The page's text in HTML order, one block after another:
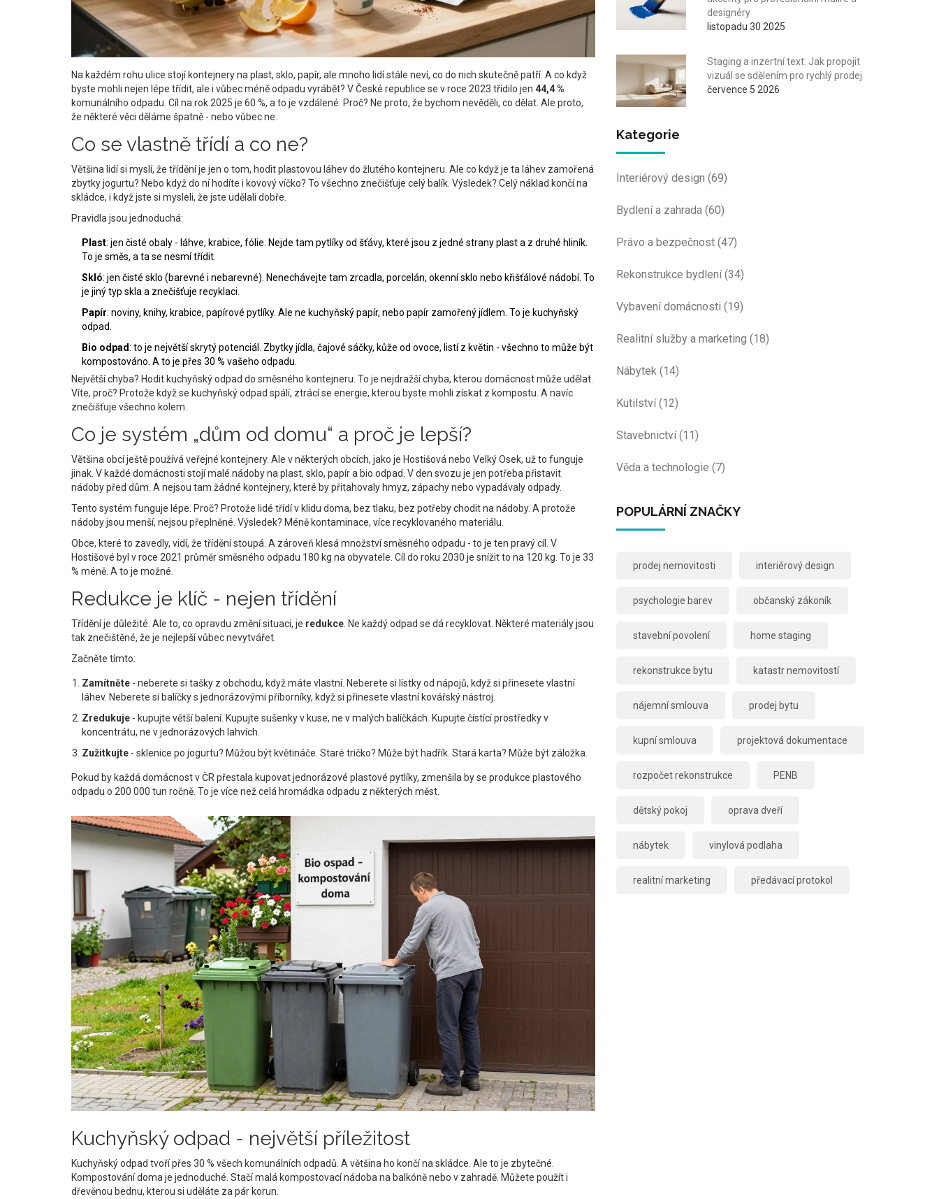
Na každém rohu ulice stojí kontejnery na plast, sklo, papír, ale mnoho lidí stále neví, co do nich skutečně patří. A co když
byste mohli nejen lépe třídit, ale i vůbec méně odpadu vyrábět? V České republice se v roce 2023 třídilo jen 44,4 %
komunálního odpadu. Cíl na rok 2025 je 60 %, a to je vzdálené. Proč? Ne proto, že bychom nevěděli, co dělat. Ale proto,
že některé věci děláme špatně - nebo vůbec ne.
Co se vlastně třídí a co ne?
Většina lidí si myslí, že třídění je jen o tom, hodit plastovou láhev do žlutého kontejneru. Ale co když je ta láhev zamořená
zbytky jogurtu? Nebo když do ní hodíte i kovový víčko? To všechno znečišťuje celý balík. Výsledek? Celý náklad končí na
skládce, i když jste si mysleli, že jste udělali dobře.
Pravidla jsou jednoduchá:
Plast: jen čisté obaly - láhve, krabice, fólie. Nejde tam pytlíky od šťávy, které jsou z jedné strany plast a z druhé hliník.
To je směs, a ta se nesmí třídit.
Skló: jen čisté sklo (barevné i nebarevné). Nenechávejte tam zrcadla, porcelán, okenní sklo nebo křišťálové nádobí. To
je jiný typ skla a znečišťuje recyklaci.
Papír: noviny, knihy, krabice, papírové pytlíky. Ale ne kuchyňský papír, nebo papír zamořený jídlem. To je kuchyňský
odpad.
Bio odpad: to je největší skrytý potenciál. Zbytky jídla, čajové sáčky, kůže od ovoce, listí z květin - všechno to může být
kompostováno. A to je přes 30 % vašeho odpadu.
Největší chyba? Hodit kuchyňský odpad do směsného kontejneru. To je nejdražší chyba, kterou domácnost může udělat.
Víte, proč? Protože když se kuchyňský odpad spálí, ztrácí se energie, kterou byste mohli získat z kompostu. A navíc
znečišťuje všechno kolem.
Co je systém „dům od domu“ a proč je lepší?
Většina obcí ještě používá veřejné kontejnery. Ale v některých obcích, jako je Hostišová nebo Velký Osek, už to funguje
jinak. V každé domácnosti stojí malé nádoby na plast, sklo, papír a bio odpad. V den svozu je jen potřeba přistavit
nádoby před dům. A nejsou tam žádné kontejnery, které by přitahovaly hmyz, zápachy nebo vypadávaly odpady.
Tento systém funguje lépe. Proč? Protože lidé třídí v klidu doma, bez tlaku, bez potřeby chodit na nádoby. A protože
nádoby jsou menší, nejsou přeplněné. Výsledek? Méně kontaminace, více recyklovaného materiálu.
Obce, které to zavedly, vidí, že třídění stoupá. A zároveň klesá množství směsného odpadu - to je ten pravý cíl. V
Hostišové byl v roce 2021 průměr směsného odpadu 180 kg na obyvatele. Cíl do roku 2030 je snížit to na 120 kg. To je 33
% méně. A to je možné.
Redukce je klíč - nejen třídění
Třídění je důležité. Ale to, co opravdu změní situaci, je redukce . Ne každý odpad se dá recyklovat. Některé materiály jsou
tak znečištěné, že je nejlepší vůbec nevytvářet.
Začněte tímto:
Zamítněte - neberete si tašky z obchodu, když máte vlastní. Neberete si lístky od nápojů, když si přinesete vlastní
láhev. Neberete si balíčky s jednorázovými příborníky, když si přinesete vlastní kovářský nástroj.
Zredukuje - kupujte větší balení. Kupujte sušenky v kuse, ne v malých balíčkách. Kupujte čistící prostředky v
koncentrátu, ne v jednorázových lahvích.
Zužitkujte - sklenice po jogurtu? Můžou být květináče. Staré tričko? Může být hadřík. Stará karta? Může být záložka.
Pokud by každá domácnost v ČR přestala kupovat jednorázové plastové pytlíky, zmenšila by se produkce plastového
odpadu o 200 000 tun ročně. To je více než celá hromádka odpadu z některých měst.
Kuchyňský odpad - největší příležitost
Kuchyňský odpad tvoří přes 30 % všech komunálních odpadů. A většina ho končí na skládce. Ale to je zbytečné.
Kompostování doma je jednoduché. Stačí malá kompostovací nádoba na balkóně nebo v zahradě. Můžete použít i
dřevěnou bednu, kterou si uděláte za pár korun.
designéry
listopadu 30 2025
Staging a inzertní text: Jak propojit
vizuál se sdělením pro rychlý prodej
července 5 2026
Kategorie
Interiérový design (69)
Bydlení a zahrada (60)
Právo a bezpečnost (47)
Rekonstrukce bydlení(34)
Vybavení domácnosti (19)
Realitní služby a marketing (18)
Nábytek (14)
Kutilství(12)
Stavebnictví(11)
Věda a technologie (7)
POPULÁRNÍ ZNAČKY
prodej nemovitosti interiérový design
psychologie barev občanský zákoník
stavební povolení home staging
rekonstrukce bytu katastr nemovitostí
nájemní smlouva prodej bytu
kupní smlouva projektová dokumentace
rozpočet rekonstrukce PENB
dětský pokoj oprava dveří
nábytek vinylová podlaha
realitní marketing předávací protokol